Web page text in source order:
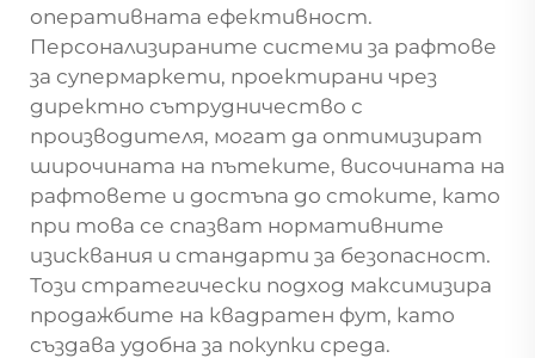
оперативната ефективност.
Персонализираните системи за рафтове
за супермаркети, проектирани чрез
директно сътрудничество с
производителя, могат да оптимизират
широчината на пътеките, височината на
рафтовете и достъпа до стоките, като
при това се спазват нормативните
изисквания и стандарти за безопасност.
Този стратегически подход максимизира
продажбите на квадратен фут, като
създава удобна за покупки среда.